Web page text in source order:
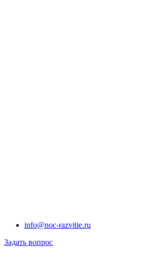
info@noc-razvitie.ru
Задать вопрос